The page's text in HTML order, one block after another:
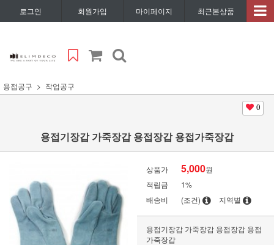
로그인 회원가입 마이페이지 최근본상품
용접공구 작업공구
0
용접기장갑 가죽장갑 용접장갑 용접가죽장갑
상품가 5,000원
적립금
1%
배송비
(조건) 지역별
용접기장갑 가죽장갑 용접장갑 용접
가죽장갑